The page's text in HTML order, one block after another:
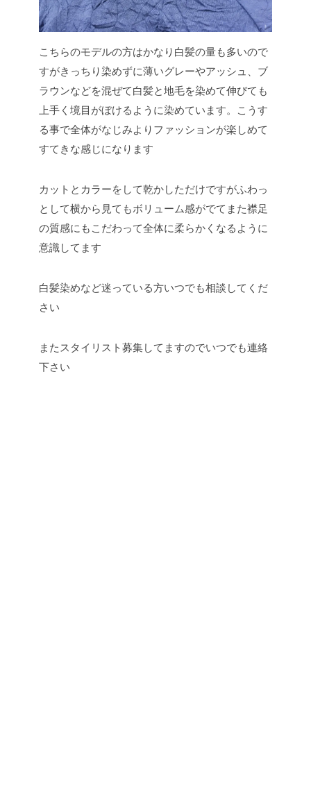
こちらのモデルの方はかなり白髪の量も多いので
すがきっちり染めずに薄いグレーやアッシュ、ブ
ラウンなどを混ぜて白髪と地毛を染めて伸びても
上手く境目がぼけるように染めています。こうす
る事で全体がなじみよりファッションが楽しめて
すてきな感じになります
カットとカラーをして乾かしただけですがふわっ
として横から見てもボリューム感がでてまた襟足
の質感にもこだわって全体に柔らかくなるように
意識してます
白髪染めなど迷っている方いつでも相談してくだ
さい
またスタイリスト募集してますのでいつでも連絡
下さい